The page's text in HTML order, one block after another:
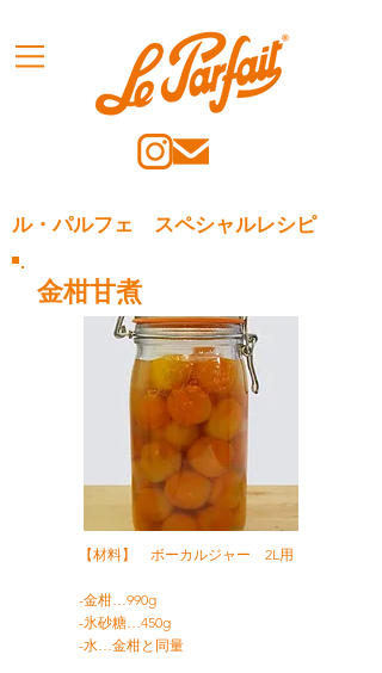
ル・パルフェ スペシャルレシピ
金柑甘煮
【材料】 ボーカルジャー 2L用
-金柑…990g
-氷砂糖…450g
-水…金柑と同量